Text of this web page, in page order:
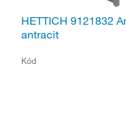
HETTICH 9121832
antracit
Kód